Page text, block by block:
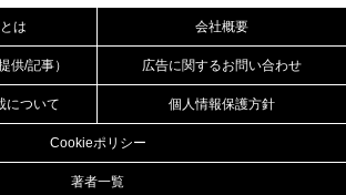
は 会社概要
供/記事） 広告に関するお問い合わせ
について 個人情報保護方針
Cookieポリシー
著者一覧